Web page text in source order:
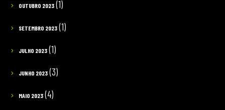
OUTUBRO 2023(1)
SETEMBRO 2023(1)
JULHO 2023(1)
JUNHO 2023(3)
MAIO 2023(4)